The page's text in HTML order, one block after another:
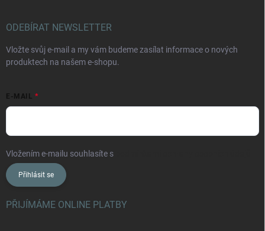
ODEBÍRAT NEWSLETTER
Vložte svůj e-mail a my vám budeme zasílat informace o nových
produktech na našem e-shopu.
E-MAIL
Vložením e-mailu souhlasíte s
Přihlásit se
PŘIJÍMÁME ONLINE PLATBY